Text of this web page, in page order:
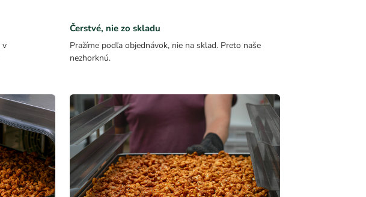
v
Čerstvé, nie zo skladu
Pražíme podľa objednávok, nie na sklad. Preto naše
nezhorknú.